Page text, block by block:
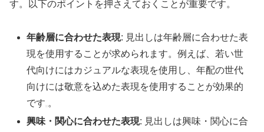
す。以下のポイントを押さえておくことが重要です。
年齢層に合わせた表現: 見出しは年齢層に合わせた表
現を使用することが求められます。例えば、若い世
代向けにはカジュアルな表現を使用し、年配の世代
向けには敬意を込めた表現を使用することが効果的
です 。
興味・関心に合わせた表現: 見出しは興味・関心に合